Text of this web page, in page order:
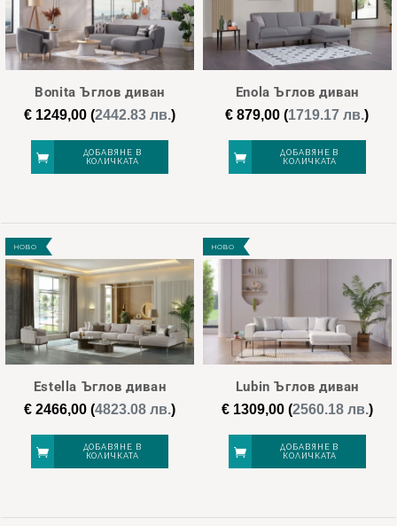
Bonita Ъглов диван
€ 1249,00 (2442.83 лв.)
ДОБАВЯНЕ В
КОЛИЧКАТА
Enola Ъглов диван
€ 879,00 (1719.17 лв.)
ДОБАВЯНЕ В
КОЛИЧКАТА
НОВО
Estella Ъглов диван
€ 2466,00 (4823.08 лв.)
ДОБАВЯНЕ В
КОЛИЧКАТА
НОВО
Lubin Ъглов диван
€1309,00(2560.18 лв.)
ДОБАВЯНЕ В
КОЛИЧКАТА